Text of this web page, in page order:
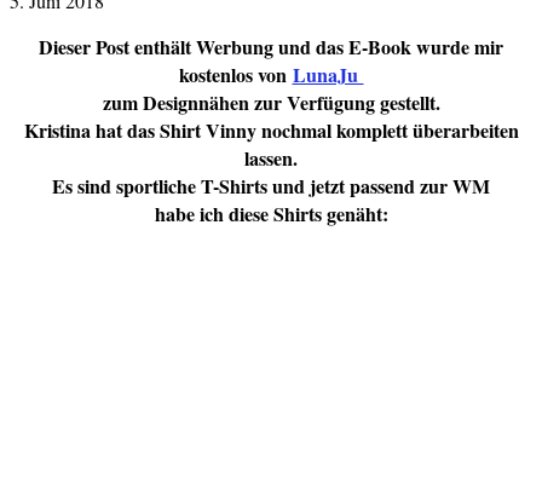
Dieser Post enthält Werbung und das E-Book wurde mir
kostenlos von LunaJu
zum Designnähen zur Verfügung gestellt.
Kristina hat das Shirt Vinny nochmal komplett überarbeiten
lassen.
Es sind sportliche T-Shirts und jetzt passend zur WM
habe ich diese Shirts genäht: